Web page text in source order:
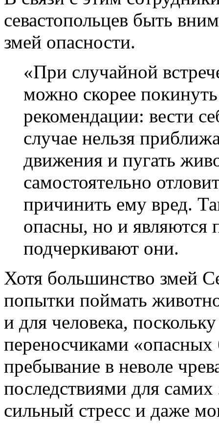
севастопольцев быть
змей опасности.
«При случайной
можно скорее
рекомендации: вести
случае нельзя
движения и пугать
самостоятельно
причинить ему вред.
опасны, но и являются
подчеркивают они.
Хотя большинство змей
попытки поймать
и для человека,
переносчиками
пребывание в неволе
последствиями для
сильный стресс и даже